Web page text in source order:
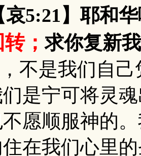
】耶和华
转；求你复新
是我们自己
是宁可将灵
愿顺服神的
在我们心里